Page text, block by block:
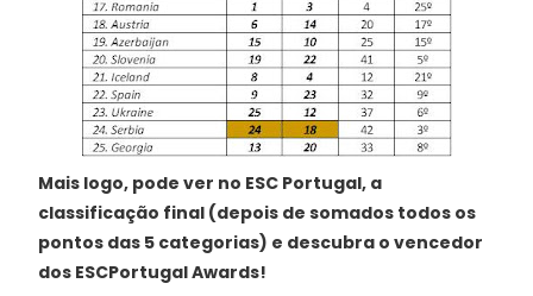
Mais logo, pode ver no ESC Portugal, a
classificação final (depois de somados todos os
pontos das 5 categorias) e descubra o vencedor
dos ESCPortugal Awards!